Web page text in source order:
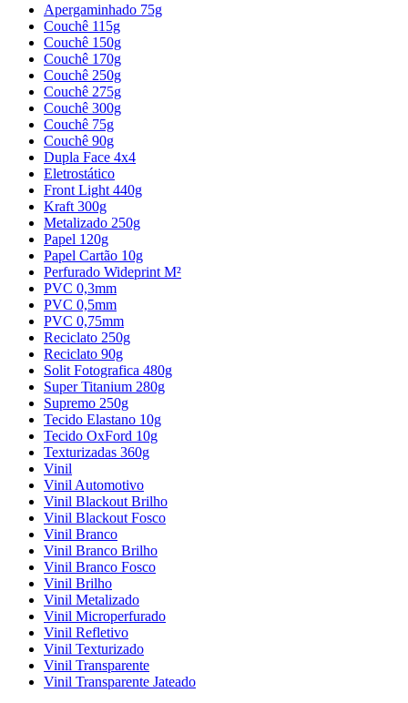
Apergaminhado 75g
Couchê 115g
Couchê 150g
Couchê 170g
Couchê 250g
Couchê 275g
Couchê 300g
Couchê 75g
Couchê 90g
Dupla Face 4x4
Eletrostático
Front Light 440g
Kraft 300g
Metalizado 250g
Papel 120g
Papel Cartão 10g
Perfurado Wideprint M²
PVC 0,3mm
PVC 0,5mm
PVC 0,75mm
Reciclato 250g
Reciclato 90g
Solit Fotografica 480g
Super Titanium 280g
Supremo 250g
Tecido Elastano 10g
Tecido OxFord 10g
Texturizadas 360g
Vinil
Vinil Automotivo
Vinil Blackout Brilho
Vinil Blackout Fosco
Vinil Branco
Vinil Branco Brilho
Vinil Branco Fosco
Vinil Brilho
Vinil Metalizado
Vinil Microperfurado
Vinil Refletivo
Vinil Texturizado
Vinil Transparente
Vinil Transparente Jateado